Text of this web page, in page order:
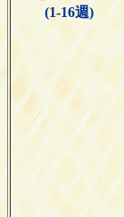
(1-16週)